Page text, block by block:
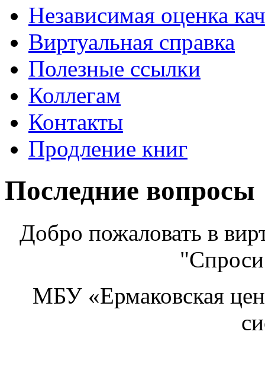
Независимая оценка
Виртуальная справка
Полезные ссылки
Коллегам
Контакты
Продление книг
Последние вопросы
Добро пожаловать в
"Спроси
МБУ «Ермаковская